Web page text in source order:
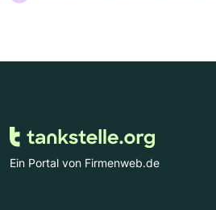
Ein Portal von Firmenweb.de